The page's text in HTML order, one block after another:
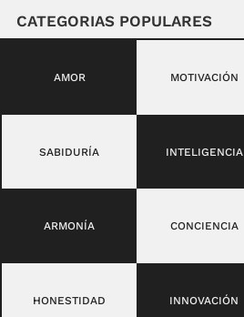
CATEGORIAS POPULARES
AMOR MOTIVACIÓN
SABIDURÍA INTELIGENCIA
ARMONÍA CONCIENCIA
HONESTIDAD INNOVACIÓN